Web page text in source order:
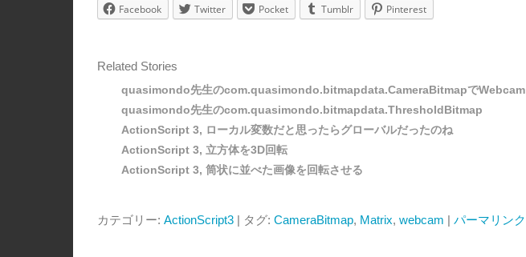
Facebook Twitter Pocket Tumblr Pinterest
Related Stories
quasimondo先生のcom.quasimondo.bitmapdata.CameraBitmapでWebcam
quasimondo先生のcom.quasimondo.bitmapdata.ThresholdBitmap
ActionScript 3, ローカル変数だと思ったらグローバルだったのね
ActionScript 3, 立方体を3D回転
ActionScript 3, 筒状に並べた画像を回転させる
カテゴリー: ActionScript3 | タグ: CameraBitmap, Matrix, webcam | パーマリンク